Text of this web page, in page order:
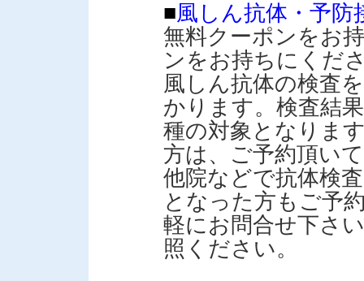
■風しん抗体・予防
無料クーポンをお
ンをお持ちにくだ
風しん抗体の検査
かります。検査結
種の対象となりま
方は、ご予約頂い
他院などで抗体検
となった方もご予
軽にお問合せ下さ
照ください。